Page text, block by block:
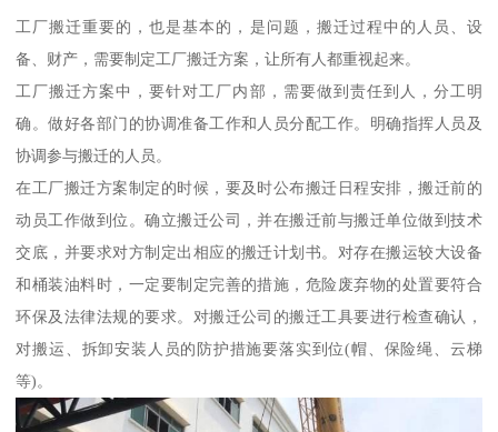
工厂搬迁重要的，也是基本的，是问题，搬迁过程中的人员、设
备、财产，需要制定工厂搬迁方案，让所有人都重视起来。
工厂搬迁方案中，要针对工厂内部，需要做到责任到人，分工明
确。做好各部门的协调准备工作和人员分配工作。明确指挥人员及
协调参与搬迁的人员。
在工厂搬迁方案制定的时候，要及时公布搬迁日程安排，搬迁前的
动员工作做到位。确立搬迁公司，并在搬迁前与搬迁单位做到技术
交底，并要求对方制定出相应的搬迁计划书。对存在搬运较大设备
和桶装油料时，一定要制定完善的措施，危险废弃物的处置要符合
环保及法律法规的要求。对搬迁公司的搬迁工具要进行检查确认，
对搬运、拆卸安装人员的防护措施要落实到位(帽、保险绳、云梯
等)。